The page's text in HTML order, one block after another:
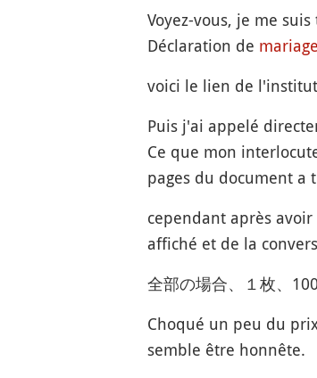
Voyez-vous, je me
Déclaration de mariage
voici le lien de
Puis j'ai appelé
Ce que mon
pages du document a
cependant après
affiché et de la
全部の場合、１枚、
Choqué un peu du
semble être honnête.